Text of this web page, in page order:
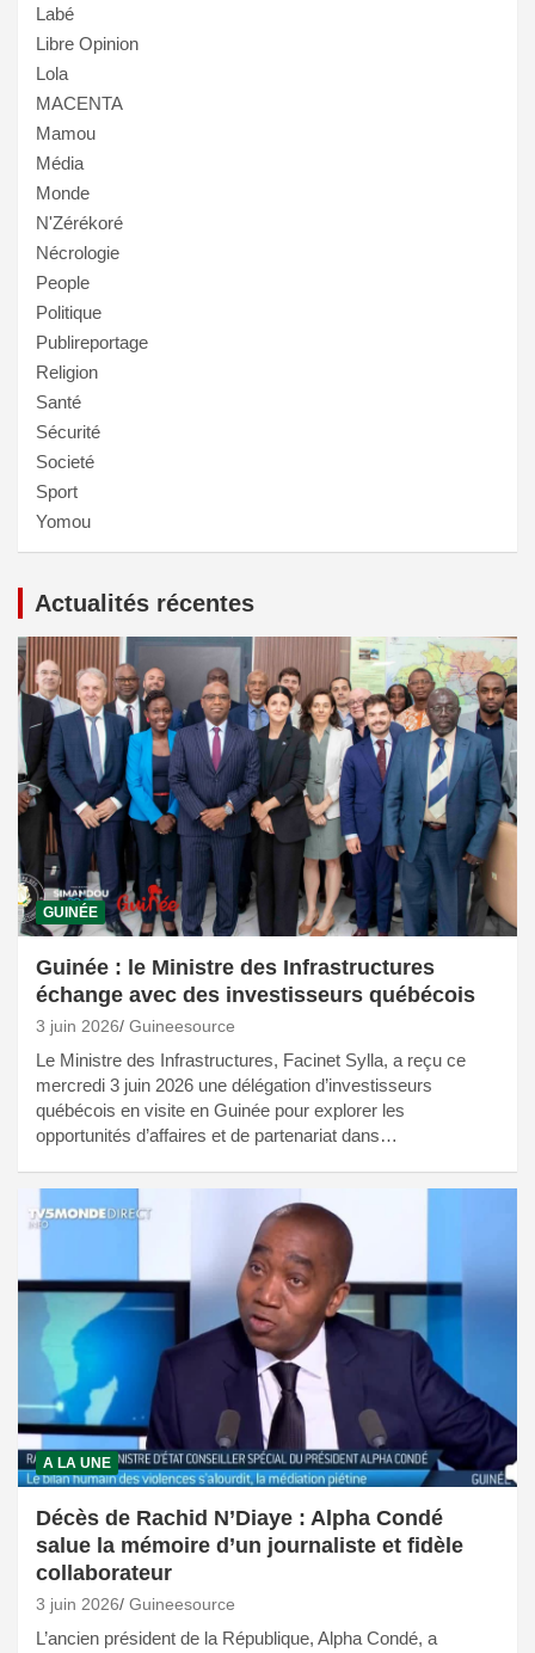
Labé
Libre Opinion
Lola
MACENTA
Mamou
Média
Monde
N'Zérékoré
Nécrologie
People
Politique
Publireportage
Religion
Santé
Sécurité
Societé
Sport
Yomou
Actualités récentes
GUINÉE
Guinée : le Ministre des Infrastructures
échange avec des investisseurs québécois
3 juin 2026 Guineesource
Le Ministre des Infrastructures, Facinet Sylla, a reçu ce
mercredi 3 juin 2026 une délégation d’investisseurs
québécois en visite en Guinée pour explorer les
opportunités d’affaires et de partenariat dans…
A LA UNE
Décès de Rachid N’Diaye : Alpha Condé
salue la mémoire d’un journaliste et fidèle
collaborateur
3 juin 2026 Guineesource
L’ancien président de la République, Alpha Condé, a